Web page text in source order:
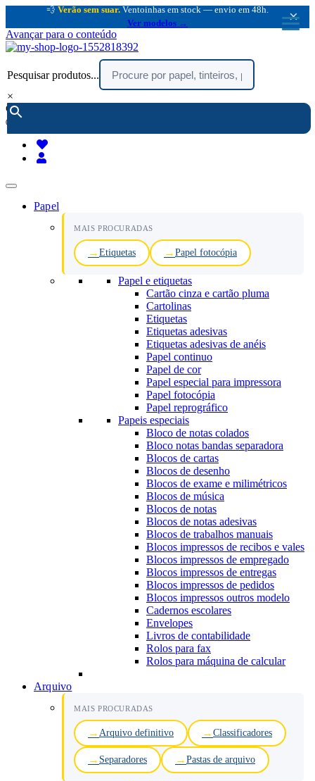
💨 Verão sem suar. Ventoinhas em stock — envio em 48h.
Ver modelos →
×
Avançar para o conteúdo
Pesquisar produtos...
×
encomendar por telefone :
(chamada rede fixa nacional)
Papel
MAIS PROCURADAS
Etiquetas Papel fotocópia
Papel e etiquetas
Cartão cinza e cartão pluma
Cartolinas
Etiquetas
Etiquetas adesivas
Etiquetas adesivas de anéis
Papel continuo
Papel de cor
Papel especial para impressora
Papel fotocópia
Papel reprográfico
Papeis especiais
Bloco de notas colados
Bloco notas bandas separadora
Blocos de cartas
Blocos de desenho
Blocos de exame e milimétricos
Blocos de música
Blocos de notas
Blocos de notas adesivas
Blocos de trabalhos manuais
Blocos impressos de recibos e vales
Blocos impressos de empregado
Blocos impressos de entregas
Blocos impressos de pedidos
Blocos impressos outros modelo
Cadernos escolares
Envelopes
Livros de contabilidade
Rolos para fax
Rolos para máquina de calcular
Arquivo
MAIS PROCURADAS
Arquivo definitivo Classificadores
Separadores Pastas de arquivo